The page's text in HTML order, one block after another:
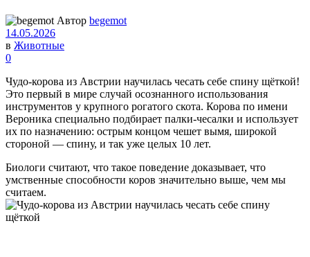
Автор begemot
14.05.2026
в Животные
0
Чудо-корова из Австрии научилась чесать себе спину щёткой!
Это первый в мире случай осознанного использования
инструментов у крупного рогатого скота. Корова по имени
Вероника специально подбирает палки-чесалки и использует
их по назначению: острым концом чешет вымя, широкой
стороной — спину, и так уже целых 10 лет.
Биологи считают, что такое поведение доказывает, что
умственные способности коров значительно выше, чем мы
считаем.